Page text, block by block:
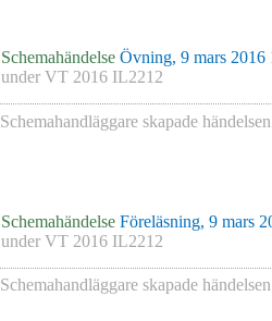
Schemahändelse Övning, 9 mars 2016
under VT 2016 IL2212
Schemahandläggare skapade händelsen
Schemahändelse Föreläsning, 9 mars
under VT 2016 IL2212
Schemahandläggare skapade händelsen